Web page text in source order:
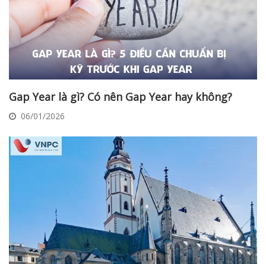
Gap Year là gì? Có nên Gap Year hay không?
06/01/2026